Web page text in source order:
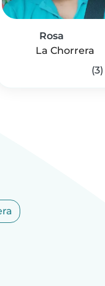
Rosa
La Chorrera
(3)